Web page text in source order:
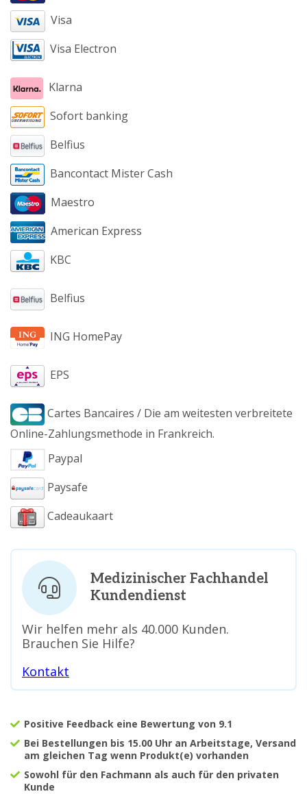
Visa
Visa Electron
Klarna
Sofort banking
Belfius
Bancontact Mister Cash
Maestro
American Express
KBC
Belfius
ING HomePay
EPS
Cartes Bancaires / Die am weitesten verbreitete
Online-Zahlungsmethode in Frankreich.
Paypal
Paysafe
Cadeaukaart
Medizinischer Fachhandel
Kundendienst
Wir helfen mehr als 40.000 Kunden.
Brauchen Sie Hilfe?
Kontakt
Positive Feedback eine Bewertung von 9.1
Bei Bestellungen bis 15.00 Uhr an Arbeitstage, Versand
am gleichen Tag wenn Produkt(e) vorhanden
Sowohl für den Fachmann als auch für den privaten
Kunde